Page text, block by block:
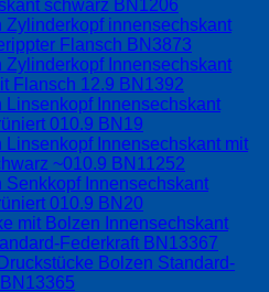
schwarz BN1206
Zylinderkopf innensechskant
Flansch BN3873
Zylinderkopf Innensechskant
Flansch 12.9 BN1392
Linsenkopf Innensechskant
010.9 BN19
Linsenkopf Innensechskant mit
~010.9 BN11252
Senkkopf Innensechskant
010.9 BN20
mit Bolzen Innensechskant
Federkraft BN13367
Bolzen Standard-